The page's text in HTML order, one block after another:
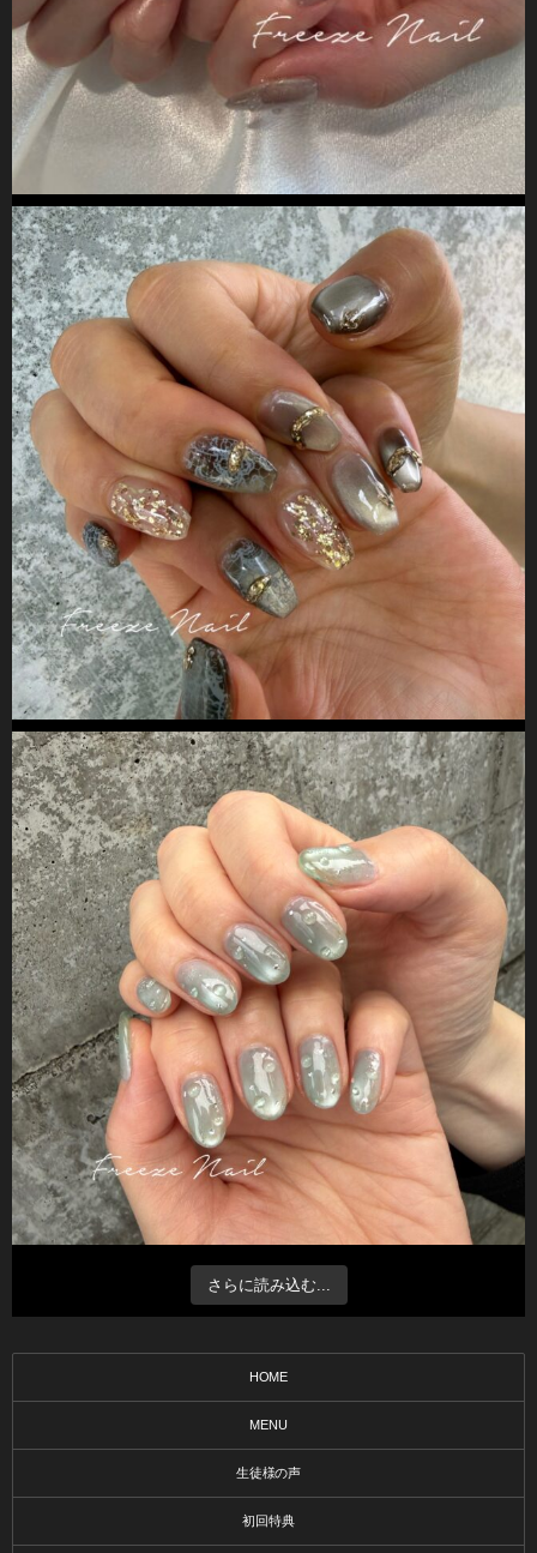
さらに読み込む...
HOME
MENU
生徒様の声
初回特典